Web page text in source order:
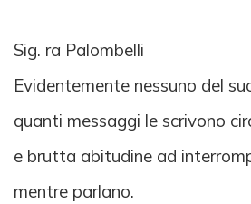
Sig. ra Palombelli
Evidentemente nessuno del
quanti messaggi le scrivono
e brutta abitudine ad
mentre parlano.